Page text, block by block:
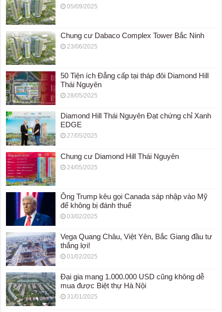
05/09/2025
Chung cư Dabaco Complex Tower Bắc Ninh
23/06/2025
50 Tiện ích Đẳng cấp tại tháp đôi Diamond Hill
Thái Nguyên
28/05/2025
Diamond Hill Thái Nguyên Đạt chứng chỉ Xanh
EDGE
27/05/2025
Chung cư Diamond Hill Thái Nguyên
24/05/2025
Ông Trump kêu gọi Canada sáp nhập vào Mỹ
để không bị đánh thuế
03/02/2025
Vega Quang Châu, Việt Yên, Bắc Giang đầu tư
thắng lợi!
01/02/2025
Đại gia mang 1.000.000 USD cũng không dễ
mua được Biệt thự Hà Nội
31/01/2025